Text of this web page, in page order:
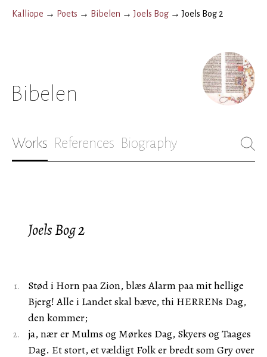
Kalliope → Poets → Bibelen →Joels Bog →Joels Bog 2
Bibelen
Works References Biography
Joels Bog 2
Stød i Horn paa Zion, blæs Alarm paa mit hellige
Bjerg! Alle i Landet skal bæve, thi HERRENs Dag,
den kommer;
ja, nær er Mulms og Mørkes Dag, Skyers og Taages
Dag. Et stort, et vældigt Folk er bredt som Gry over